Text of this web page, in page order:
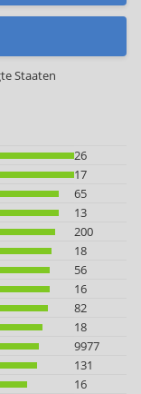
Staaten
26
17
65
13
200
18
56
16
82
18
9977
131
16